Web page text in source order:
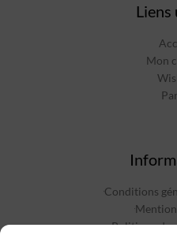
Liens
Mon
Conditions
Politique de